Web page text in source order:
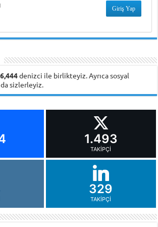
denizci ile birlikteyiz. Ayrıca sosyal
sizlerleyiz.
1.493
TAKIPÇI
329
TAKIPÇI